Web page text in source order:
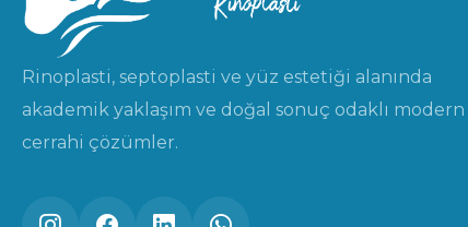
Rinoplasti, septoplasti ve yüz estetiği alanında
akademik yaklaşım ve doğal sonuç odaklı modern
cerrahi çözümler.